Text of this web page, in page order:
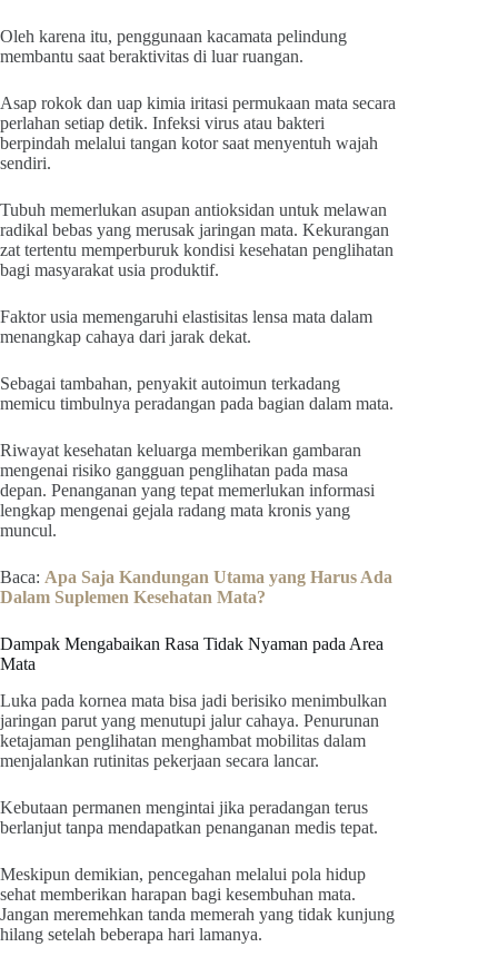
Oleh karena itu, penggunaan kacamata pelindung
membantu saat beraktivitas di luar ruangan.
Asap rokok dan uap kimia iritasi permukaan mata secara
perlahan setiap detik. Infeksi virus atau bakteri
berpindah melalui tangan kotor saat menyentuh wajah
sendiri.
Tubuh memerlukan asupan antioksidan untuk melawan
radikal bebas yang merusak jaringan mata. Kekurangan
zat tertentu memperburuk kondisi kesehatan penglihatan
bagi masyarakat usia produktif.
Faktor usia memengaruhi elastisitas lensa mata dalam
menangkap cahaya dari jarak dekat.
Sebagai tambahan, penyakit autoimun terkadang
memicu timbulnya peradangan pada bagian dalam mata.
Riwayat kesehatan keluarga memberikan gambaran
mengenai risiko gangguan penglihatan pada masa
depan. Penanganan yang tepat memerlukan informasi
lengkap mengenai gejala radang mata kronis yang
muncul.
Baca: Apa Saja Kandungan Utama yang Harus Ada
Dalam Suplemen Kesehatan Mata?
Dampak Mengabaikan Rasa Tidak Nyaman pada Area
Mata
Luka pada kornea mata bisa jadi berisiko menimbulkan
jaringan parut yang menutupi jalur cahaya. Penurunan
ketajaman penglihatan menghambat mobilitas dalam
menjalankan rutinitas pekerjaan secara lancar.
Kebutaan permanen mengintai jika peradangan terus
berlanjut tanpa mendapatkan penanganan medis tepat.
Meskipun demikian, pencegahan melalui pola hidup
sehat memberikan harapan bagi kesembuhan mata.
Jangan meremehkan tanda memerah yang tidak kunjung
hilang setelah beberapa hari lamanya.